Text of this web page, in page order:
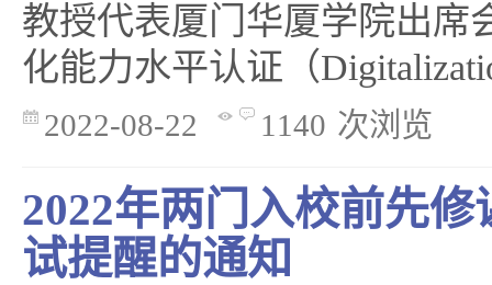
教授代表厦门华厦学院出席
化能力水平认证（
2022-08-22 1140 次浏览
2022年两门入校前先
试提醒的通知